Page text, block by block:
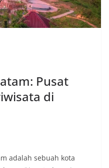
Pusat
di
adalah sebuah kota